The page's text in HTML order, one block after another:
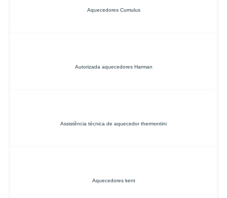
Aquecedores Cumulus
Autorizada aquecedores Harman
Assistência técnica de aquecedor thermontini
Aquecedores kent